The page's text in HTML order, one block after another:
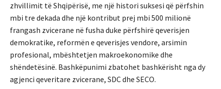
zhvillimit të Shqipërisë, me një histori suksesi që përfshin
mbi tre dekada dhe një kontribut prej mbi 500 milionë
frangash zvicerane në fusha duke përfshirë qeverisjen
demokratike, reformën e qeverisjes vendore, arsimin
profesional, mbështetjen makroekonomike dhe
shëndetësinë. Bashkëpunimi zbatohet bashkërisht nga dy
agjenci qeveritare zvicerane, SDC dhe SECO.